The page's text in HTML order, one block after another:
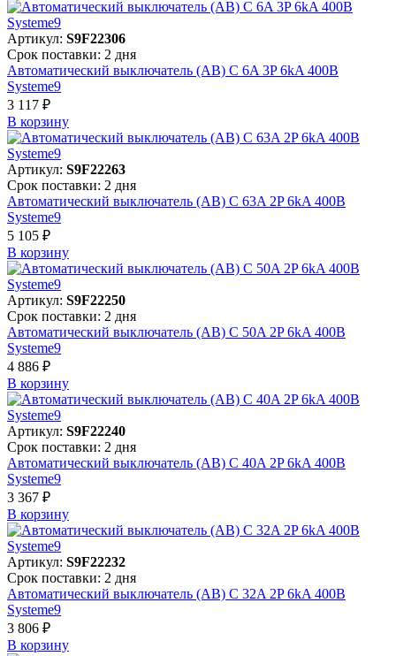
Артикул: S9F22306
Срок поставки: 2 дня
Автоматический выключатель (АВ) C 6A 3P 6kA 400В
Systeme9
3 117 ₽
В корзинy
Артикул: S9F22263
Срок поставки: 2 дня
Автоматический выключатель (АВ) C 63A 2P 6kA 400В
Systeme9
5 105 ₽
В корзинy
Артикул: S9F22250
Срок поставки: 2 дня
Автоматический выключатель (АВ) C 50A 2P 6kA 400В
Systeme9
4 886 ₽
В корзинy
Артикул: S9F22240
Срок поставки: 2 дня
Автоматический выключатель (АВ) C 40A 2P 6kA 400В
Systeme9
3 367 ₽
В корзинy
Артикул: S9F22232
Срок поставки: 2 дня
Автоматический выключатель (АВ) C 32A 2P 6kA 400В
Systeme9
3 806 ₽
В корзинy